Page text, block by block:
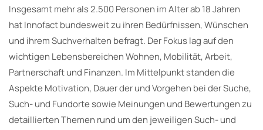
Insgesamt mehr als 2.500 Personen im Alter ab 18 Jahren
hat Innofact bundesweit zu ihren Bedürfnissen, Wünschen
und ihrem Suchverhalten befragt. Der Fokus lag auf den
wichtigen Lebensbereichen Wohnen, Mobilität, Arbeit,
Partnerschaft und Finanzen. Im Mittelpunkt standen die
Aspekte Motivation, Dauer der und Vorgehen bei der Suche,
Such- und Fundorte sowie Meinungen und Bewertungen zu
detaillierten Themen rund um den jeweiligen Such- und